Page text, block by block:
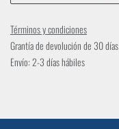
Términos y condiciones
Grantía de devolución de 30 días
Envío: 2-3 días hábiles